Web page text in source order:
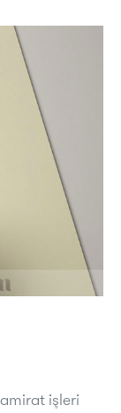
işleri